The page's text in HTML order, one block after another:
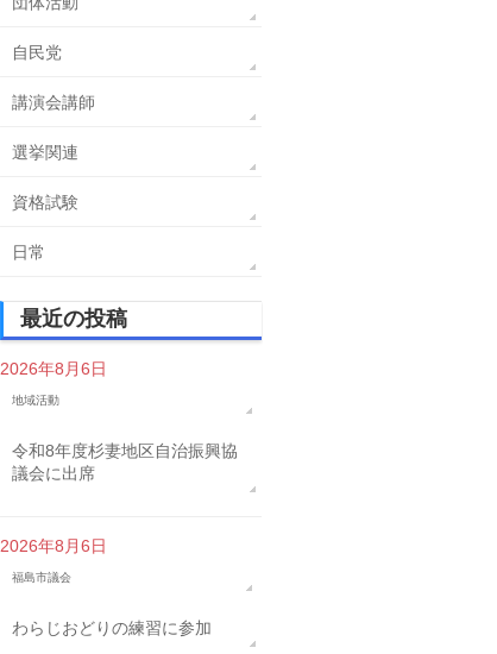
自民党
講演会講師
選挙関連
資格試験
日常
最近の投稿
2026年8月6日
地域活動
令和8年度杉妻地区自治振興協
議会に出席
2026年8月6日
福島市議会
わらじおどりの練習に参加